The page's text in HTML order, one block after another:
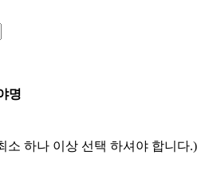
명
소 하나 이상 선택 하셔야 합니다.)